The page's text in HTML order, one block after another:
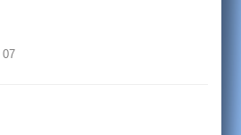
07